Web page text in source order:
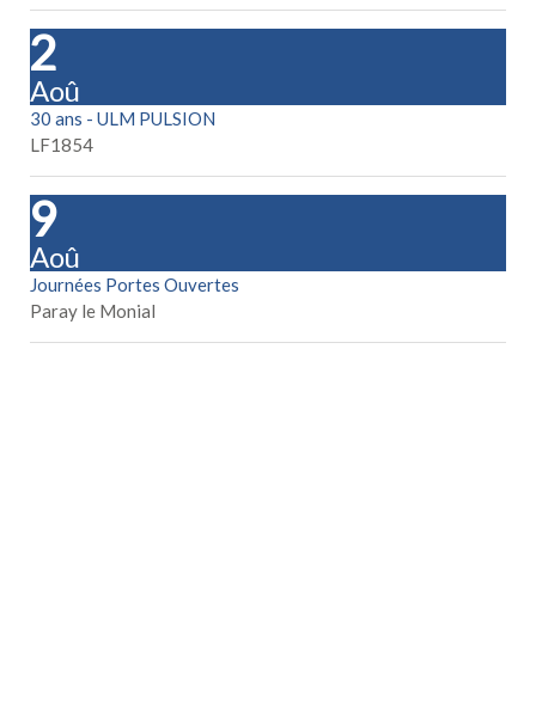
22
Aoû
30 ans - ULM PULSION
LF1854
29
Aoû
Journées Portes Ouvertes
Paray le Monial